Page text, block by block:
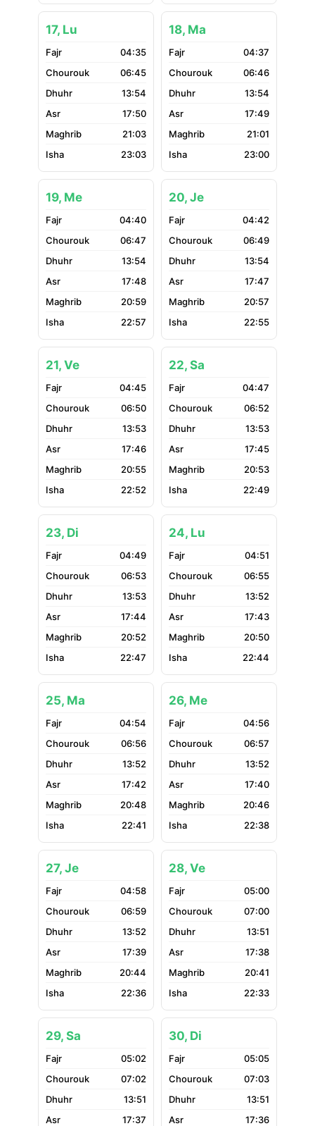
17, Lu
04:35
06:45
13:54
17:50
21:03
23:03
18, Ma
04:37
06:46
13:54
17:49
21:01
23:00
19, Me
04:40
06:47
13:54
17:48
20:59
22:57
20, Je
04:42
06:49
13:54
17:47
20:57
22:55
21, Ve
04:45
06:50
13:53
17:46
20:55
22:52
22, Sa
04:47
06:52
13:53
17:45
20:53
22:49
23, Di
04:49
06:53
13:53
17:44
20:52
22:47
24, Lu
04:51
06:55
13:52
17:43
20:50
22:44
25, Ma
04:54
06:56
13:52
17:42
20:48
22:41
26, Me
04:56
06:57
13:52
17:40
20:46
22:38
27, Je
04:58
06:59
13:52
17:39
20:44
22:36
28, Ve
05:00
07:00
13:51
17:38
20:41
22:33
29, Sa
05:02
07:02
13:51
17:37
30, Di
05:05
07:03
13:51
17:36